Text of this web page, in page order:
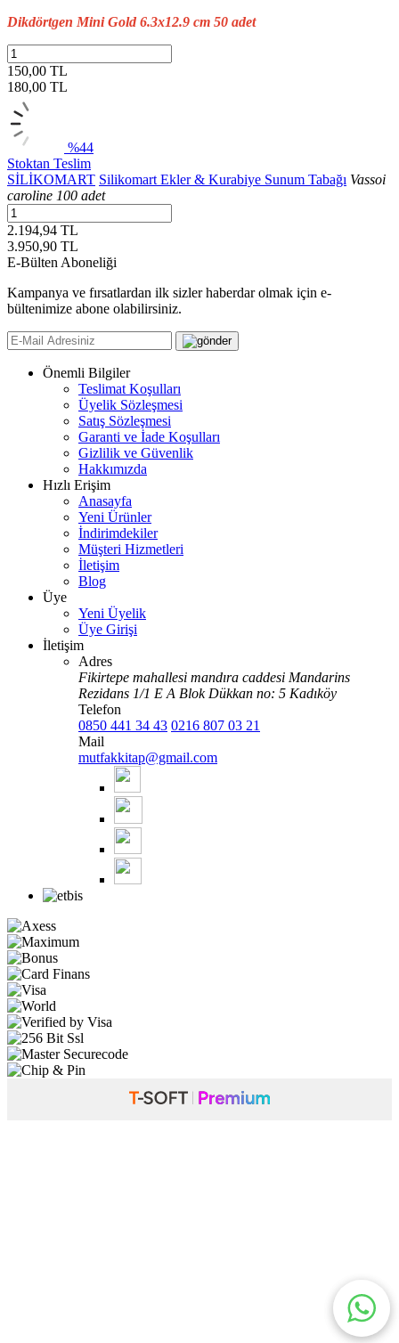
Dikdörtgen Mini Gold 6.3x12.9 cm 50 adet
150,00 TL
180,00 TL
%44
Stoktan Teslim
SİLİKOMART Silikomart Ekler & Kurabiye Sunum Tabağı Vassoi
caroline 100 adet
2.194,94 TL
3.950,90 TL
E-Bülten Aboneliği
Kampanya ve fırsatlardan ilk sizler haberdar olmak için e-
bültenimize abone olabilirsiniz.
Önemli Bilgiler
Teslimat Koşulları
Üyelik Sözleşmesi
Satış Sözleşmesi
Garanti ve İade Koşulları
Gizlilik ve Güvenlik
Hakkımızda
Hızlı Erişim
Anasayfa
Yeni Ürünler
İndirimdekiler
Müşteri Hizmetleri
İletişim
Blog
Üye
Yeni Üyelik
Üye Girişi
İletişim
Adres
Fikirtepe mahallesi mandıra caddesi Mandarins
Rezidans 1/1 E A Blok Dükkan no: 5 Kadıköy
Telefon
0850 441 34 43 0216 807 03 21
Mail
mutfakkitap@gmail.com